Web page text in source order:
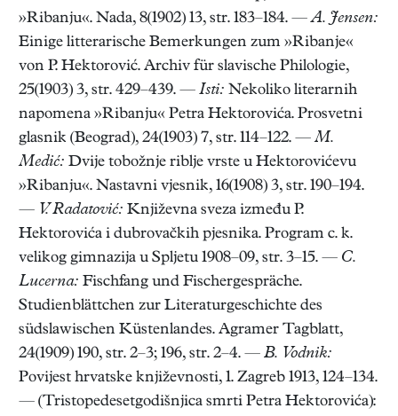
»Ribanju«. Nada, 8(1902) 13, str. 183–184. —A. Jensen:
Einige litterarische Bemerkungen zum »Ribanje«
von P. Hektorović. Archiv für slavische Philologie,
25(1903) 3, str. 429–439. — Isti: Nekoliko literarnih
napomena »Ribanju« Petra Hektorovića. Prosvetni
glasnik (Beograd), 24(1903) 7, str. 114–122. —M.
Medić: Dvije tobožnje riblje vrste u Hektorovićevu
»Ribanju«. Nastavni vjesnik, 16(1908) 3, str. 190–194.
— V. Radatović: Književna sveza između P.
Hektorovića i dubrovačkih pjesnika. Program c. k.
velikog gimnazija u Spljetu 1908–09, str. 3–15. — C.
Lucerna: Fischfang und Fischergespräche.
Studienblättchen zur Literaturgeschichte des
südslawischen Küstenlandes. Agramer Tagblatt,
24(1909) 190, str. 2–3; 196, str. 2–4. — B. Vodnik:
Povijest hrvatske književnosti, 1. Zagreb 1913, 124–134.
— (Tristopedesetgodišnjica smrti Petra Hektorovića):